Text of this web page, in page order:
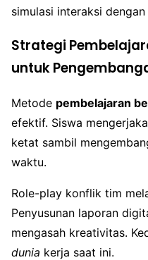
simulasi interaksi
Strategi
untuk
Metode pembelajaran
efektif. Siswa
ketat sambil
waktu.
Role-play konflik tim
Penyusunan laporan
mengasah kreativitas.
dunia kerja saat ini.